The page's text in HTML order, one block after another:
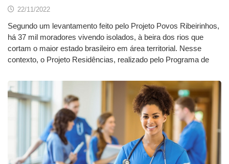
22/11/2022
Segundo um levantamento feito pelo Projeto Povos Ribeirinhos,
há 37 mil moradores vivendo isolados, à beira dos rios que
cortam o maior estado brasileiro em área territorial. Nesse
contexto, o Projeto Residências, realizado pelo Programa de